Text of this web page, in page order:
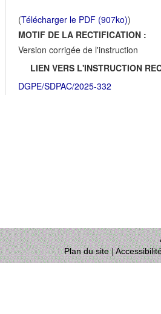
(Télécharger le PDF (907ko))
MOTIF DE LA RECTIFICATION :
Version corrigée de l'instruction
LIEN VERS L'INSTRUCTION
DGPE/SDPAC/2025-332
Plan du site|